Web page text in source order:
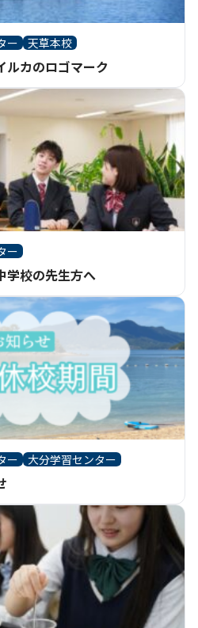
ー 天草本校
ルカのロゴマーク
ー
学校の先生方へ
ー 大分学習センター